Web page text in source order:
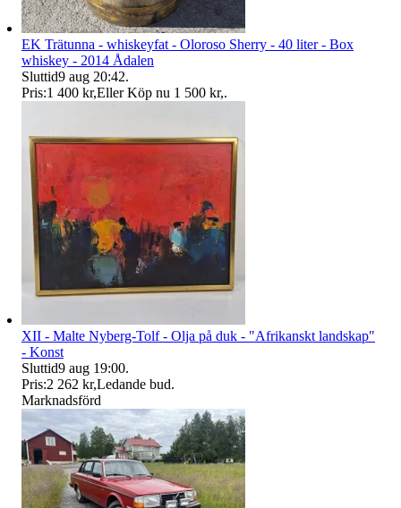
EK Trätunna - whiskeyfat - Oloroso Sherry - 40 liter - Box
whiskey - 2014 Ådalen
Sluttid9 aug 20:42.
Pris:1 400 kr,Eller Köp nu 1 500 kr,.
XII - Malte Nyberg-Tolf - Olja på duk - "Afrikanskt landskap"
- Konst
Sluttid9 aug 19:00.
Pris:2 262 kr,Ledande bud.
Marknadsförd